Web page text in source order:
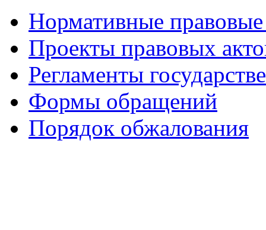
Нормативные
Проекты правовых
Регламенты
Формы обращений
Порядок обжалования